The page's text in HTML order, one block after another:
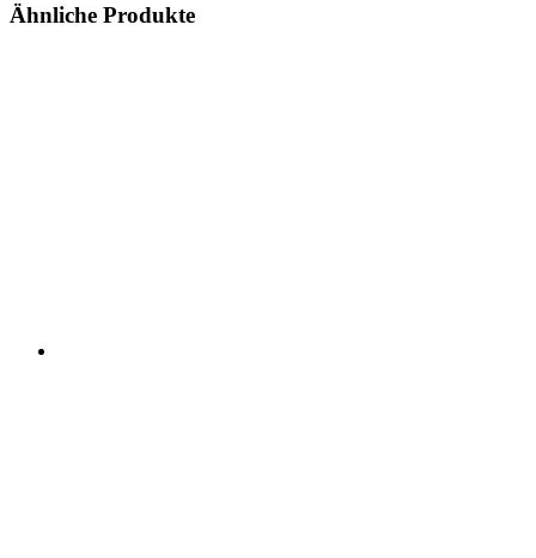
Ähnliche Produkte